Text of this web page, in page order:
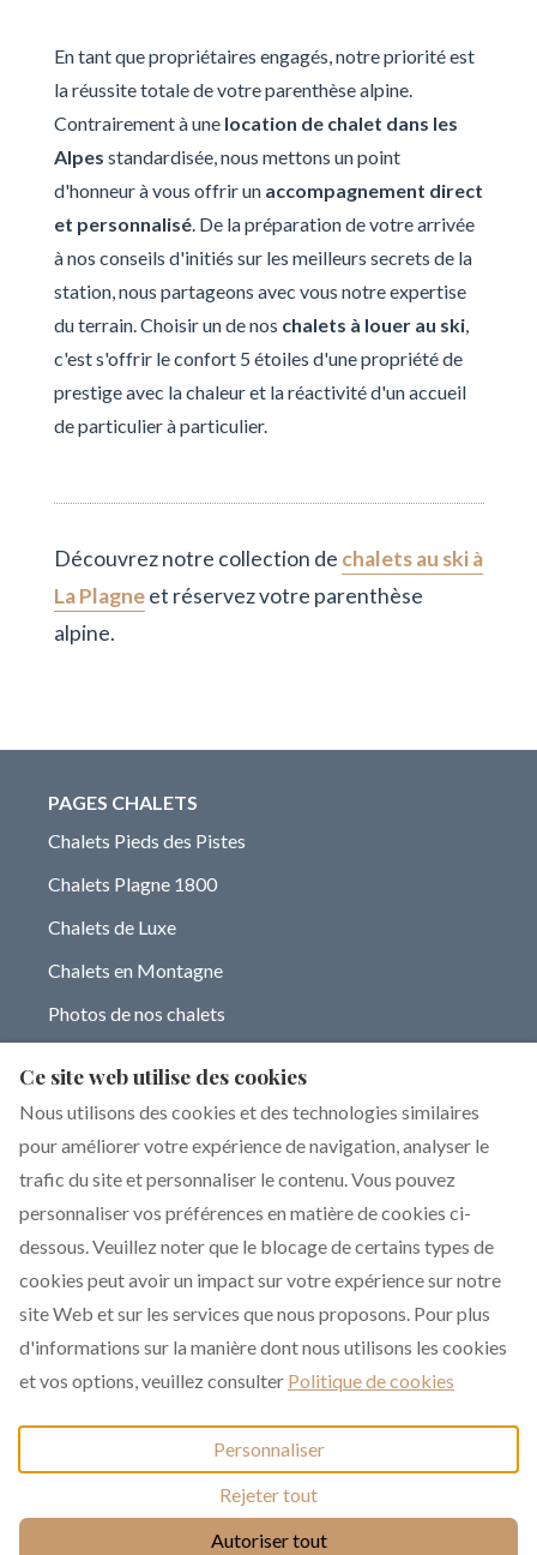
+33 6 17 93 76 86
En tant que propriétaires engagés, notre priorité est
la réussite totale de votre parenthèse alpine.
Contrairement à une location de chalet dans les
Alpes standardisée, nous mettons un point
d'honneur à vous offrir un accompagnement direct
et personnalisé. De la préparation de votre arrivée
à nos conseils d'initiés sur les meilleurs secrets de la
station, nous partageons avec vous notre expertise
du terrain. Choisir un de nos chalets à louer au ski,
c'est s'offrir le confort 5 étoiles d'une propriété de
prestige avec la chaleur et la réactivité d'un accueil
de particulier à particulier.
Découvrez notre collection de chalets au ski à
La Plagneet réservez votre parenthèse
alpine.
PAGES CHALETS
Chalets Pieds des Pistes
Chalets Plagne 1800
Chalets de Luxe
Chalets en Montagne
Photos de nos chalets
Location chalet La Plagne 12 personnes
Notre blog sur La Plagne
Français EUR +33 6 17 93 76 86
351 rue de Constantine,
La Plagne 1800, La
Plagne, France 73210.
chalet.dakota@yahoo.co
©2026Chalet Dakota
Tous droits réservés-
Powered by Lodgify
Ce site web utilise des cookies
Nous utilisons des cookies et des technologies similaires
pour améliorer votre expérience de navigation, analyser le
trafic du site et personnaliser le contenu. Vous pouvez
personnaliser vos préférences en matière de cookies ci-
dessous. Veuillez noter que le blocage de certains types de
cookies peut avoir un impact sur votre expérience sur notre
site Web et sur les services que nous proposons. Pour plus
d'informations sur la manière dont nous utilisons les cookies
et vos options, veuillez consulter Politique de cookies
Personnaliser
Rejeter tout
Autoriser tout